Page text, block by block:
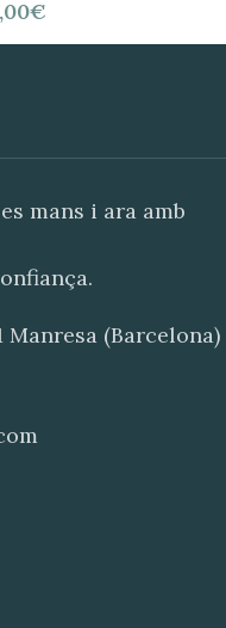
€
mans i ara amb
Manresa (Barcelona)